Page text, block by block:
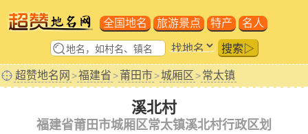
全国地名 旅游景点 特产 名人
搜索▷
超赞地名网 >福建省>莆田市>城厢区 >常太镇
溪北村
福建省莆田市城厢区常太镇溪北村行政区划